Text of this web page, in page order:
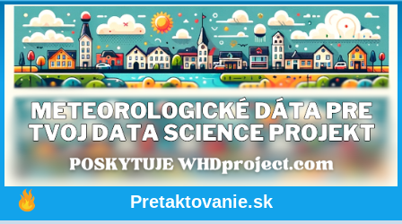
Pretaktovanie.sk